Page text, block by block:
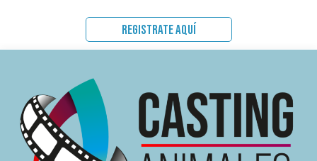
REGISTRATE AQUÍ